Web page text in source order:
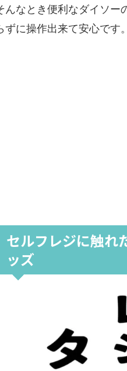
んなとき便利なダイソー
ずに操作出来て安心です。
セルフレジに触れ
ッズ